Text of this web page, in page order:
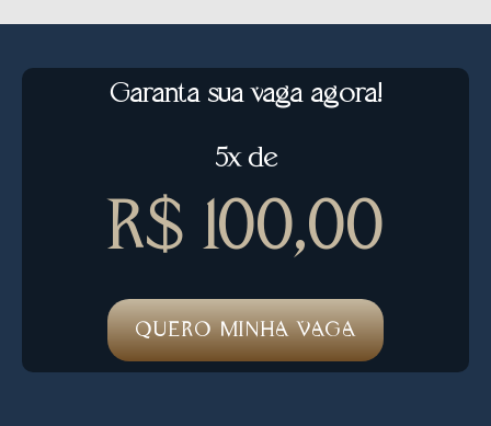
Garanta sua vaga agora!
5x de
R$ 100,00
QUERO MINHA VAGA